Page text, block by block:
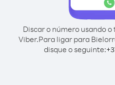
Discar o número usando
Viber.Para ligar para
disque o seguinte:+